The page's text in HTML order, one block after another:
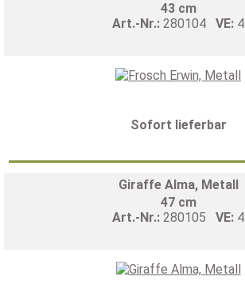
43 cm
Art.-Nr.: 280104 VE: 4
Sofort lieferbar
Giraffe Alma, Metall
47 cm
Art.-Nr.: 280105 VE: 4